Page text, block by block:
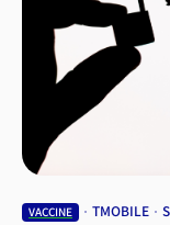
2.58% 오른 96.73달러
이상 오름세를 보였다.
서부텍사스산 원유
주가도 큰 폭으로 올랐
전날보다 2.48% 상승한
트릴륨 테라퓨틱스를
바이오엔텍(티커:
(티커: MRNA)도 향후
이른바 ‘FAANG’ 주식들
VACCINE TMOBILE